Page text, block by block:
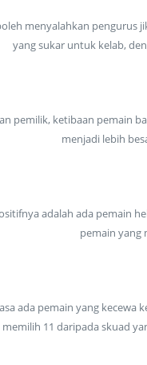
menyalahkan pengurus
yang sukar untuk kelab,
pemilik, ketibaan pemain
menjadi lebih
adalah ada pemain
pemain yang
ada pemain yang kecewa
11 daripada skuad